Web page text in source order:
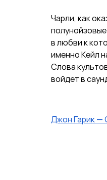
Чарли, как
в любви к
именно Кейл
Слова
войдет в
Джон Гарик—